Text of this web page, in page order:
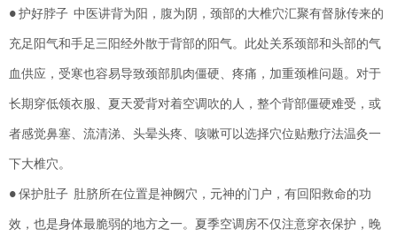
● 护好脖子 中医讲背为阳，腹为阴，颈部的大椎穴汇聚有督脉传来的
充足阳气和手足三阳经外散于背部的阳气。此处关系颈部和头部的气
血供应，受寒也容易导致颈部肌肉僵硬、疼痛，加重颈椎问题。对于
长期穿低领衣服、夏天爱背对着空调吹的人，整个背部僵硬难受，或
者感觉鼻塞、流清涕、头晕头疼、咳嗽可以选择穴位贴敷疗法温灸一
下大椎穴。
● 保护肚子 肚脐所在位置是神阙穴，元神的门户，有回阳救命的功
效，也是身体最脆弱的地方之一。夏季空调房不仅注意穿衣保护，晚